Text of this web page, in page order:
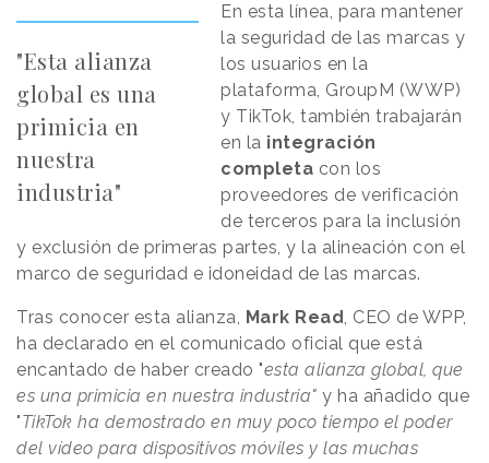
"Esta alianza
global es una
primicia en
nuestra
industria"
En esta línea, para mantener
la seguridad de las marcas y
los usuarios en la
plataforma, GroupM (WWP)
y TikTok, también trabajarán
en la integración
completa con los
proveedores de verificación
de terceros para la inclusión
y exclusión de primeras partes, y la alineación con el
marco de seguridad e idoneidad de las marcas.
Tras conocer esta alianza, Mark Read, CEO de WPP,
ha declarado en el comunicado oficial que está
encantado de haber creado "esta alianza global, que
es una primicia en nuestra industria" y ha añadido que
"TikTok ha demostrado en muy poco tiempo el poder
del vídeo para dispositivos móviles y las muchas